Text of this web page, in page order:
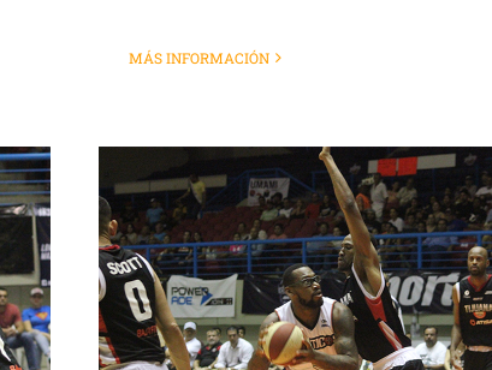
MÁS INFORMACIÓN